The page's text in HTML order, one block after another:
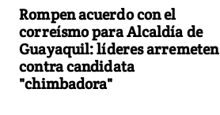
Rompen acuerdo con el
correísmo para Alcaldía de
Guayaquil: líderes arremeten
contra candidata
"chimbadora"